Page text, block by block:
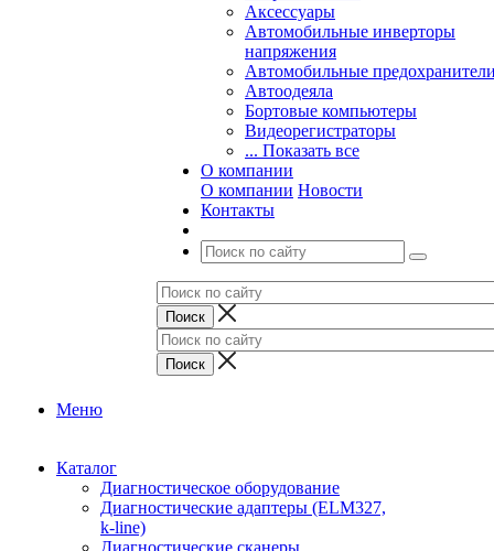
Аксессуары
Автомобильные инверторы
напряжения
Автомобильные
Автоодеяла
Бортовые компьютеры
Видеорегистраторы
... Показать все
О компании
О компании Новости
Контакты
Меню
Каталог
Диагностическое оборудование
Диагностические адаптеры (ELM327,
k-line)
Диагностические сканеры